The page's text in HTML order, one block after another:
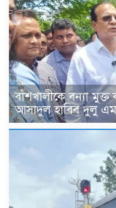
বাঁশখালীকে বন্যা
আসাদুল হাবিব দুলু